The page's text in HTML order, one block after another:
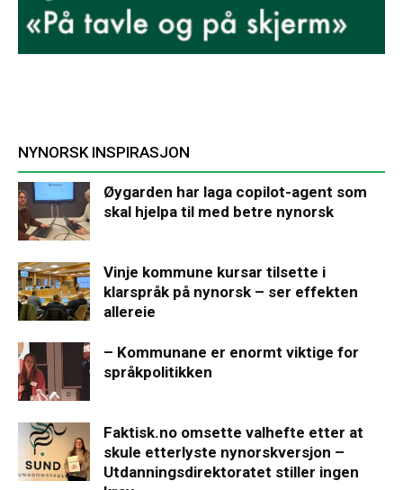
NYNORSK INSPIRASJON
Øygarden har laga copilot-agent som
skal hjelpa til med betre nynorsk
Vinje kommune kursar tilsette i
klarspråk på nynorsk – ser effekten
allereie
– Kommunane er enormt viktige for
språkpolitikken
Faktisk.no omsette valhefte etter at
skule etterlyste nynorskversjon –
Utdanningsdirektoratet stiller ingen